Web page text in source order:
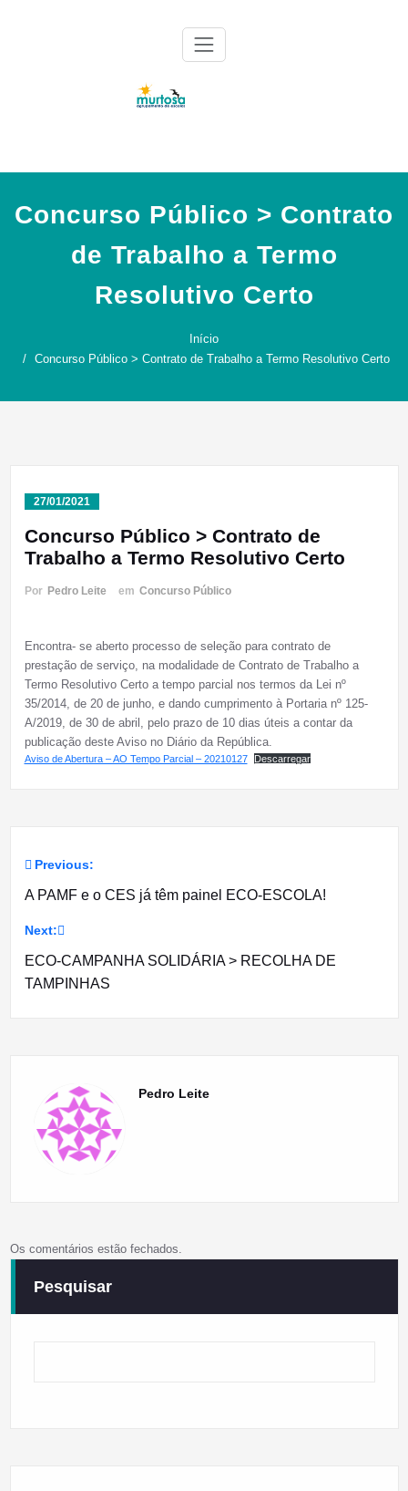
Concurso Público > Contrato
de Trabalho a Termo
Resolutivo Certo
Início
Concurso Público > Contrato de Trabalho a Termo Resolutivo Certo
27/01/2021
Concurso Público > Contrato de
Trabalho a Termo Resolutivo Certo
Por Pedro Leite em Concurso Público
Encontra- se aberto processo de seleção para contrato de
prestação de serviço, na modalidade de Contrato de Trabalho a
Termo Resolutivo Certo a tempo parcial nos termos da Lei nº
35/2014, de 20 de junho, e dando cumprimento à Portaria nº 125-
A/2019, de 30 de abril, pelo prazo de 10 dias úteis a contar da
publicação deste Aviso no Diário da República.
Aviso de Abertura – AO Tempo Parcial – 20210127 Descarregar
Navegação
artigos
Previous:
A PAMF e o CES já têm painel ECO-ESCOLA!
Next:
ECO-CAMPANHA SOLIDÁRIA > RECOLHA DE
TAMPINHAS
Pedro Leite
Os comentários estão fechados.
Pesquisar